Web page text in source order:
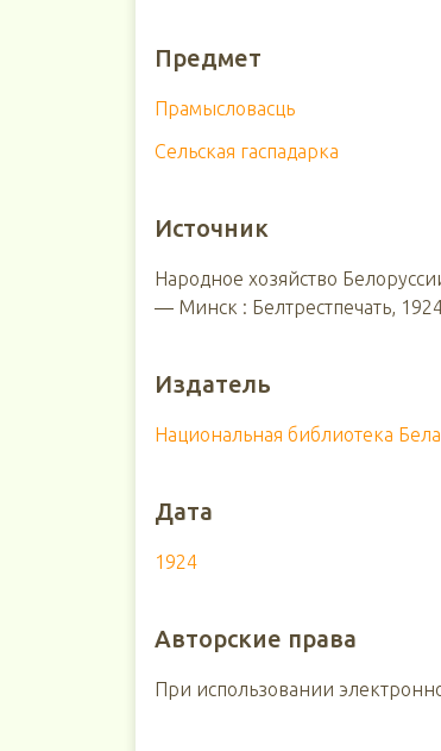
Предмет
Прамысловасць
Сельская гаспадарка
Источник
Народное хозяйство
― Минск : Белтрестпечать,
Издатель
Национальная библиотека
Дата
1924
Авторские права
При использовании